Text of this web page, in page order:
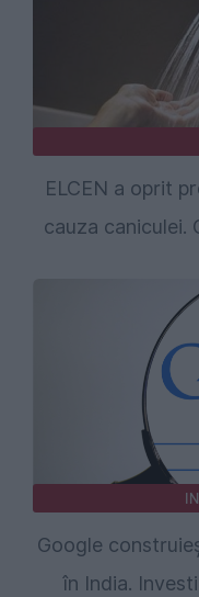
ELCEN a oprit
cauza caniculei.
Google
în India.